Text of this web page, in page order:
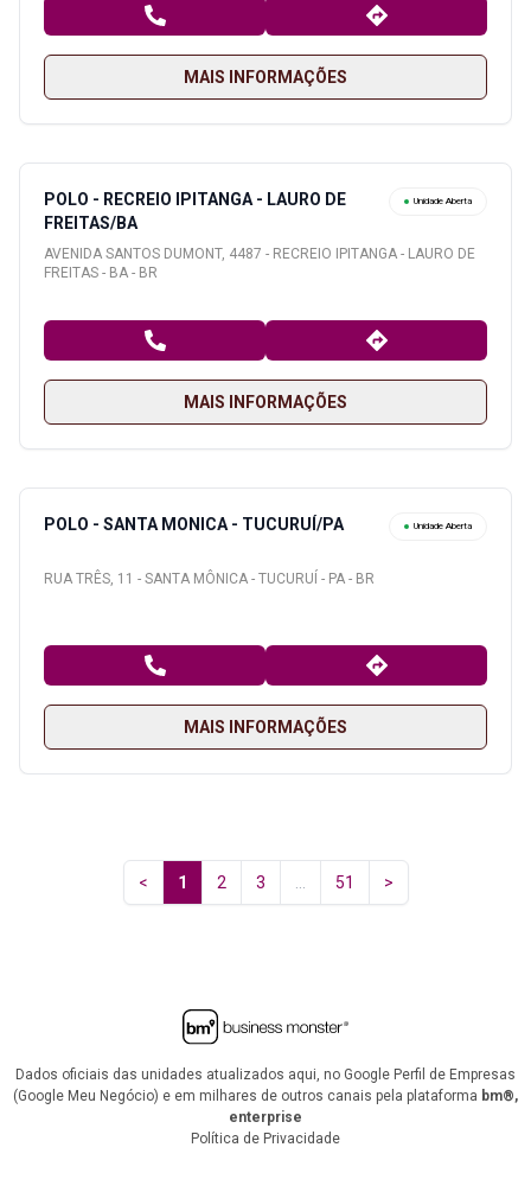
MAIS INFORMAÇÕES
POLO - RECREIO IPITANGA - LAURO DE
FREITAS/BA
Unidade Aberta
AVENIDA SANTOS DUMONT, 4487 - RECREIO IPITANGA - LAURO DE
FREITAS - BA - BR
MAIS INFORMAÇÕES
POLO - SANTA MONICA - TUCURUÍ/PA Unidade Aberta
RUA TRÊS, 11 - SANTA MÔNICA - TUCURUÍ - PA - BR
MAIS INFORMAÇÕES
< 1 2 3 51 >
Dados oficiais das unidades atualizados aqui, no Google Perfil de Empresas
(Google Meu Negócio) e em milhares de outros canais pela plataforma bm®,
enterprise
Política de Privacidade